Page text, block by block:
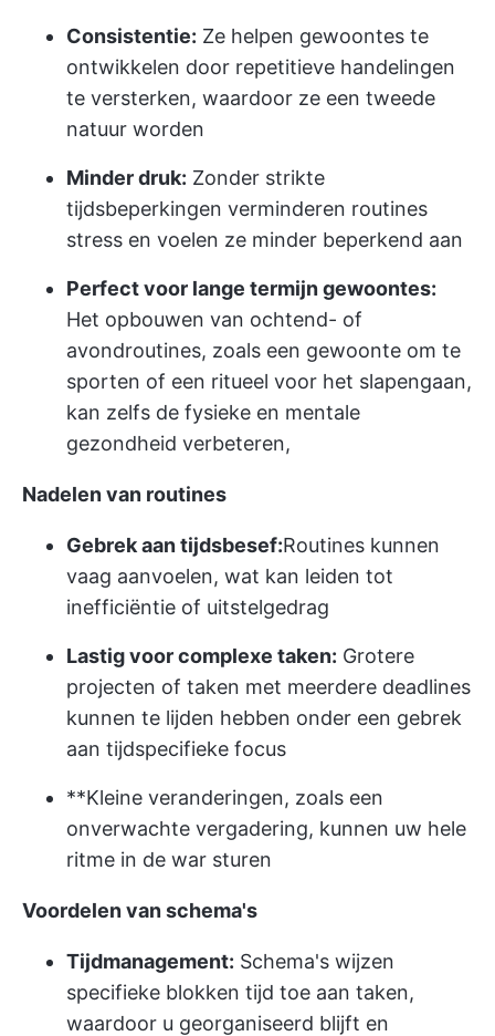
Consistentie: Ze helpen gewoontes te
ontwikkelen door repetitieve handelingen
te versterken, waardoor ze een tweede
natuur worden
Minder druk: Zonder strikte
tijdsbeperkingen verminderen routines
stress en voelen ze minder beperkend aan
Perfect voor lange termijn gewoontes:
Het opbouwen van ochtend- of
avondroutines, zoals een gewoonte om te
sporten of een ritueel voor het slapengaan,
kan zelfs de fysieke en mentale
gezondheid verbeteren,
Nadelen van routines
Gebrek aan tijdsbesef:Routines kunnen
vaag aanvoelen, wat kan leiden tot
inefficiëntie of uitstelgedrag
Lastig voor complexe taken: Grotere
projecten of taken met meerdere deadlines
kunnen te lijden hebben onder een gebrek
aan tijdspecifieke focus
**Kleine veranderingen, zoals een
onverwachte vergadering, kunnen uw hele
ritme in de war sturen
Voordelen van schema's
Tijdmanagement: Schema's wijzen
specifieke blokken tijd toe aan taken,
waardoor u georganiseerd blijft en